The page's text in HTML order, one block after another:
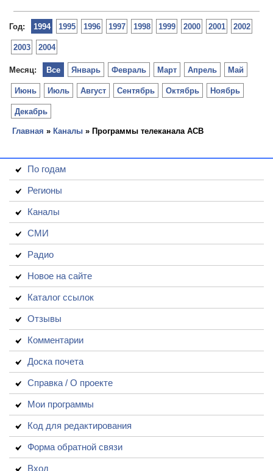
Год: 1994 1995 1996 1997 1998 1999 2000 2001 2002
2003 2004
Месяц: Январь Февраль Март Апрель Май
Июнь Июль Август Сентябрь Октябрь Ноябрь
Декабрь
Все
Главная » Каналы » Программы телеканала АСВ
По годам
Регионы
Каналы
СМИ
Радио
Новое на сайте
Каталог ссылок
Отзывы
Комментарии
Доска почета
Справка / О проекте
Мои программы
Код для редактирования
Форма обратной связи
Вход